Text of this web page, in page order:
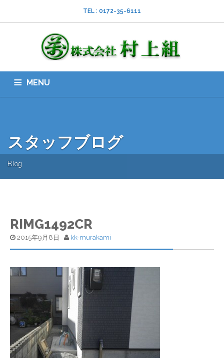
TEL : 0172-35-6111
MENU
スタッフブログ
Blog
RIMG1492CR
2015年9月8日 kk-murakami